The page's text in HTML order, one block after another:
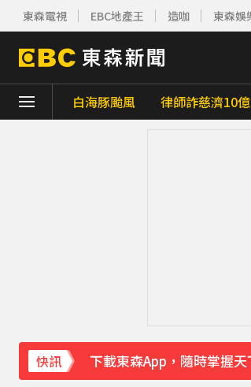
東森電視 EBC地產王 造咖 東森娛
白海豚颱風 律師詐慈濟10億
快訊
下載東森App，隨時掌握天